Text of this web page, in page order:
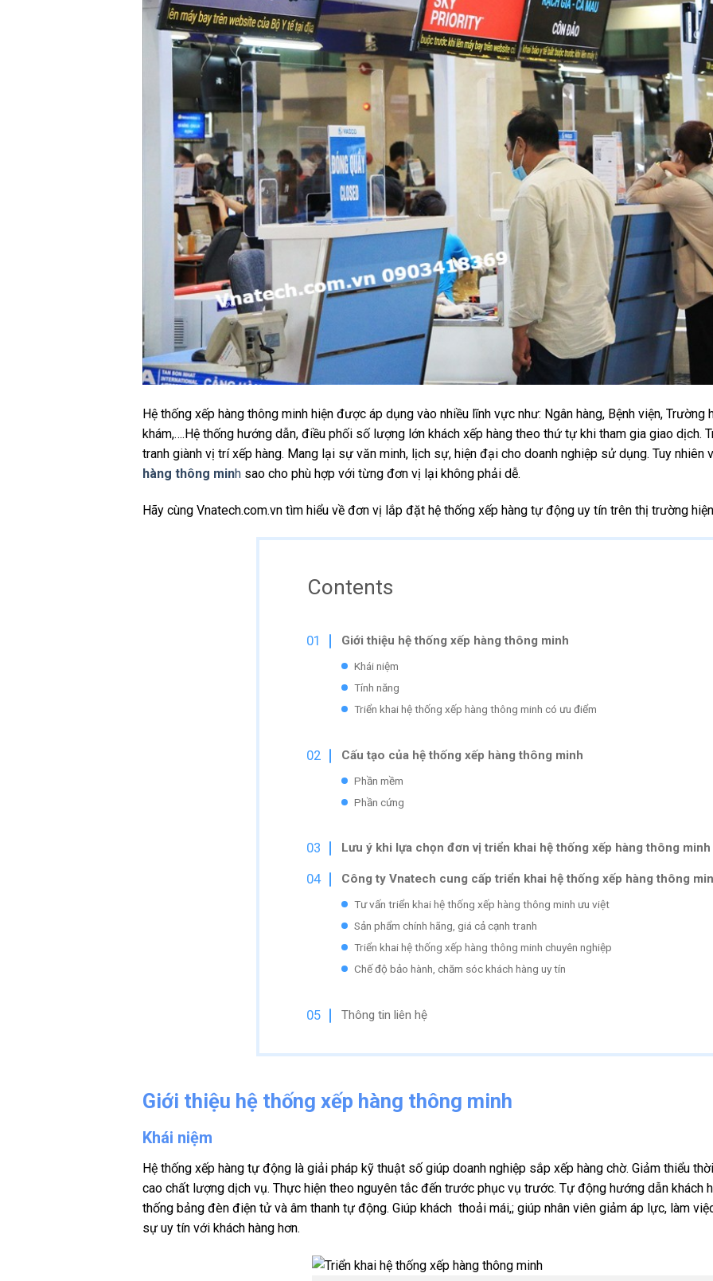
Hệ thống xếp hàng thông minh hiện được áp dụng vào nhiều lĩnh vực như: Ngân hàng, Bệnh viện, Trường
khám,….Hệ thống hướng dẫn, điều phối số lượng lớn khách xếp hàng theo thứ tự khi tham gia giao dịch.
tranh giành vị trí xếp hàng. Mang lại sự văn minh, lịch sự, hiện đại cho doanh nghiệp sử dụng. Tuy nhiên
hàng thông minhsao cho phù hợp với từng đơn vị lại không phải dễ.
Hãy cùng Vnatech.com.vn tìm hiểu về đơn vị lắp đặt hệ thống xếp hàng tự động uy tín trên thị trường
Contents
Giới thiệu hệ thống xếp hàng thông minh
Khái niệm
Tính năng
Triển khai hệ thống xếp hàng thông minh có ưu điểm
Cấu tạo của hệ thống xếp hàng thông minh
Phần mềm
Phần cứng
Lưu ý khi lựa chọn đơn vị triển khai hệ thống xếp hàng thông minh
Công ty Vnatech cung cấp triển khai hệ thống xếp hàng thông
Tư vấn triển khai hệ thống xếp hàng thông minh ưu việt
Sản phẩm chính hãng, giá cả cạnh tranh
Triển khai hệ thống xếp hàng thông minh chuyên nghiệp
Chế độ bảo hành, chăm sóc khách hàng uy tín
Thông tin liên hệ
Giới thiệu hệ thống xếp hàng thông minh
Khái niệm
Hệ thống xếp hàng tự động là giải pháp kỹ thuật số giúp doanh nghiệp sắp xếp hàng chờ. Giảm thiểu
cao chất lượng dịch vụ. Thực hiện theo nguyên tắc đến trước phục vụ trước. Tự động hướng dẫn khách
thống bảng đèn điện tử và âm thanh tự động. Giúp khách thoải mái,; giúp nhân viên giảm áp lực, làm
sự uy tín với khách hàng hơn.